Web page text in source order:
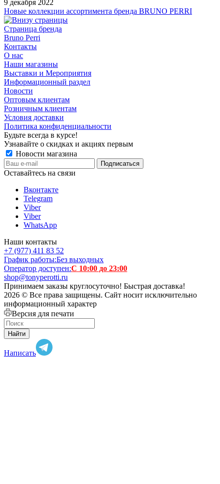
9 декабря 2022
Новые коллекции ассортимента бренда BRUNO PERRI
Страница бренда
Bruno Perri
Контакты
О нас
Наши магазины
Выставки и Мероприятия
Информационный раздел
Новости
Оптовым клиентам
Розничным клиентам
Условия доставки
Политика конфиденциальности
Будьте всегда в курсе!
Узнавайте о скидках и акциях первым
Новости магазина
Оставайтесь на связи
Вконтакте
Telegram
Viber
Viber
WhatsApp
Наши контакты
+7 (977) 411 83 52
График работы:Без выходных
Оператор доступен:С 10:00 до 23:00
shop@tonyperotti.ru
Принимаем заказы круглосуточно! Быстрая доставка!
2026 © Все права защищены. Сайт носит исключительно
информационный характер
Версия для печати
Найти
Написать